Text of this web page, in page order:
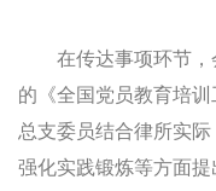
在传达事项环节
的《全国党员教育培
总支委员结合律所实际
强化实践锻炼等方面